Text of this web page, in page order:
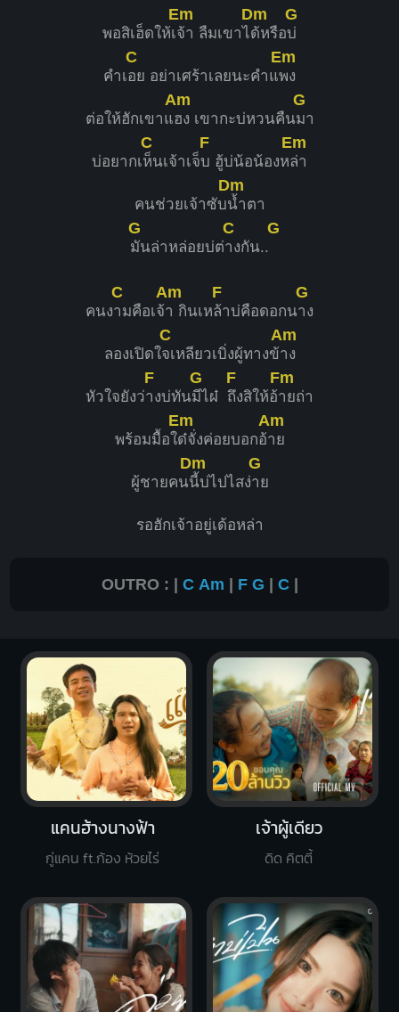
พอสิเฮ็ดให้เ
Em
จ้า ลืมเขาไ
Dm
ด้หรือ
G
บ่
คำเ
C
อย อย่าเศร้าเลยนะคำแ
Em
พง
ต่อให้ฮักเขาแ
Am
ฮง เขากะบ่หวนคืน
G
มา
บ่อยากเ
C
ห็นเจ้าเจ็
F
บ ฮู้บ่น้อน้องห
Em
ล่า
คนช่วยเจ้าซับ
Dm
น้ำตา
G
มันล่าหล่อยบ่ต่
C
างกัน..
G
คนง
C
ามคือเจ้
Am
า กินเห
F
ล้าบ่คือดอกน
G
าง
ลองเปิดใ
C
จเหลียวเบิ่งผู้ทางข้
Am
าง
หัวใจยังว่
F
างบ่ทัน
G
มีไผ๋
F
ถึงสิให้อ้
Fm
ายถ่า
พร้อมมื้อใ
Em
ด๋จั่งค่อยบอกอ้
Am
าย
ผู้ชายคน
Dm
นี้บ่ไปไสง่
G
าย
รอฮักเจ้าอยู่เด้อหล่า
OUTRO : | C Am | F G | C |
แคนฮ้างนางฟ้า
กู่แคน ft.ก้อง ห้วยไร่
เจ้าผู้เดียว
ดิด คิตตี้